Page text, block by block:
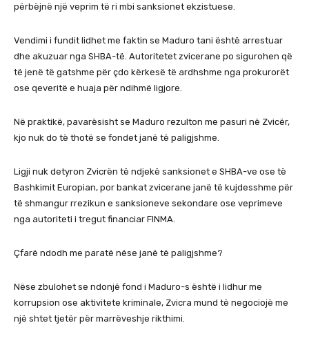
përbëjnë një veprim të ri mbi sanksionet ekzistuese.
Vendimi i fundit lidhet me faktin se Maduro tani është arrestuar
dhe akuzuar nga SHBA-të. Autoritetet zvicerane po sigurohen që
të jenë të gatshme për çdo kërkesë të ardhshme nga prokurorët
ose qeveritë e huaja për ndihmë ligjore.
Në praktikë, pavarësisht se Maduro rezulton me pasuri në Zvicër,
kjo nuk do të thotë se fondet janë të paligjshme.
Ligji nuk detyron Zvicrën të ndjekë sanksionet e SHBA-ve ose të
Bashkimit Europian, por bankat zvicerane janë të kujdesshme për
të shmangur rrezikun e sanksioneve sekondare ose veprimeve
nga autoriteti i tregut financiar FINMA.
Çfarë ndodh me paratë nëse janë të paligjshme?
Nëse zbulohet se ndonjë fond i Maduro-s është i lidhur me
korrupsion ose aktivitete kriminale, Zvicra mund të negociojë me
një shtet tjetër për marrëveshje rikthimi.